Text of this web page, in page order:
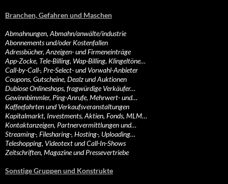
Branchen, Gefahren und Maschen
Abmahnungen, Abmahn/anwälte/industrie
Abonnements und/oder Kostenfallen
Adressbücher, Anzeigen- und Firmeneinträge
App-Zocke, Tele-Billing, Wap-Billing, Klingeltöne…
Call-by-Call-, Pre-Select- und Vorwahl-Anbieter
Coupons, Gutscheine, Dealz und Auktionen
Dubiose Onlineshops, fragwürdige Verkäufer…
Gewinnbimmler, Ping-Anrufe, Mehrwert- und…
Kaffeefahrten und Verkaufsveranstaltungen
Kapitalmarkt, Investments, Aktien, Fonds, MLM…
Kontaktanzeigen, Partnervermittlungen und…
Streaming-, Filesharing-, Hosting-, Uploading…
Teleshopping, Videotext und Call-In-Shows
Zeitschriften, Magazine und Pressevertriebe
Sonstige Gruppen und Konstrukte